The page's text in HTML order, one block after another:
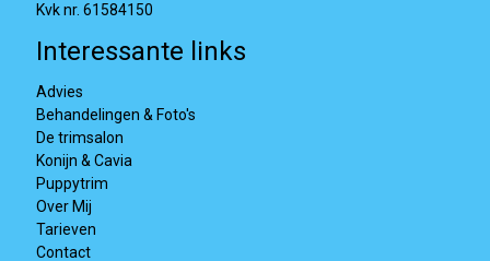
Kvk nr. 61584150
Interessante links
Advies
Behandelingen & Foto's
De trimsalon
Konijn & Cavia
Puppytrim
Over Mij
Tarieven
Contact